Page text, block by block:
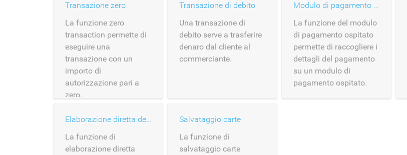
Transazione zero
La funzione zero
transaction permette di
eseguire una
transazione con un
importo di
autorizzazione pari a
zero.
Transazione di debito
Una transazione di
debito serve a trasferire
denaro dal cliente al
commerciante.
Modulo di pagamento hosted
La funzione del modulo
di pagamento ospitato
permette di raccogliere i
dettagli del pagamento
su un modulo di
pagamento ospitato.
Elaborazione diretta della carta
La funzione di
elaborazione diretta
Salvataggio carte
La funzione di
salvataggio carte